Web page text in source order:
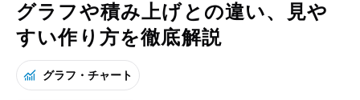
グラフや積み上げとの違い、見や
すい作り方を徹底解説
グラフ・チャート